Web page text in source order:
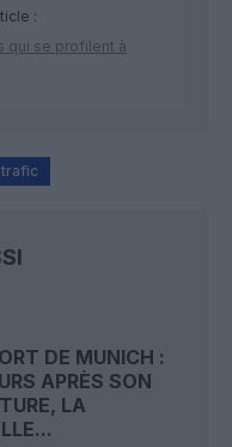
:
qui se profilent à
trafic
DE MUNICH :
APRÈS SON
LA